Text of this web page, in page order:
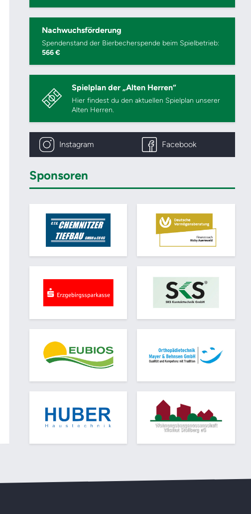
Nachwuchsförderung
Spendenstand der Bierbecherspende beim Spielbetrieb:
566 €
Spielplan der „Alten Herren“
Hier findest du den aktuellen Spielplan unserer
Alten Herren.
Instagram Facebook
Sponsoren